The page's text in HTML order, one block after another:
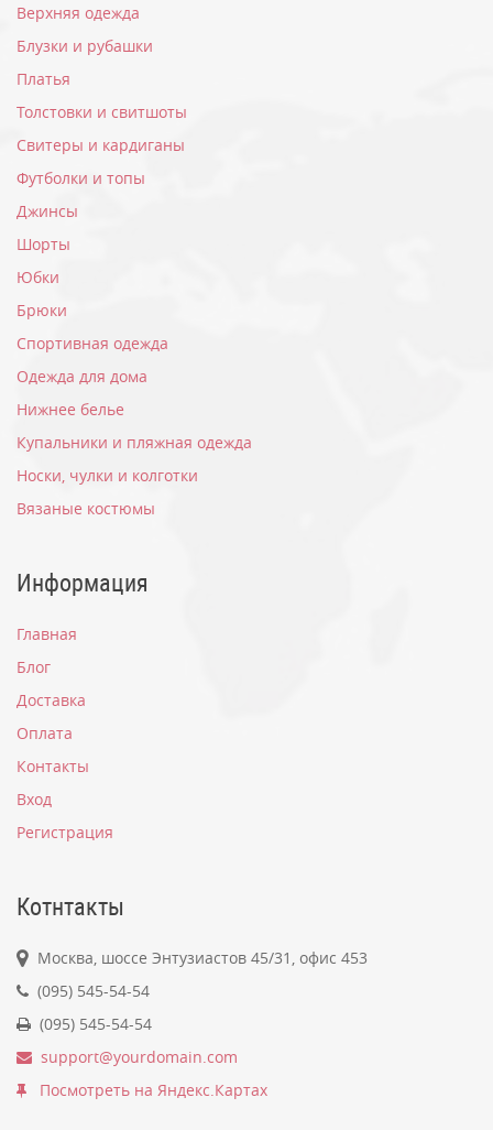
Верхняя одежда
Блузки и рубашки
Платья
Толстовки и свитшоты
Свитеры и кардиганы
Футболки и топы
Джинсы
Шорты
Юбки
Брюки
Спортивная одежда
Одежда для дома
Нижнее белье
Купальники и пляжная одежда
Носки, чулки и колготки
Вязаные костюмы
Информация
Главная
Блог
Доставка
Оплата
Контакты
Вход
Регистрация
Котнтакты
Москва, шоссе Энтузиастов 45/31, офис 453
(095) 545-54-54
(095) 545-54-54
support@yourdomain.com
Посмотреть на Яндекс.Картах